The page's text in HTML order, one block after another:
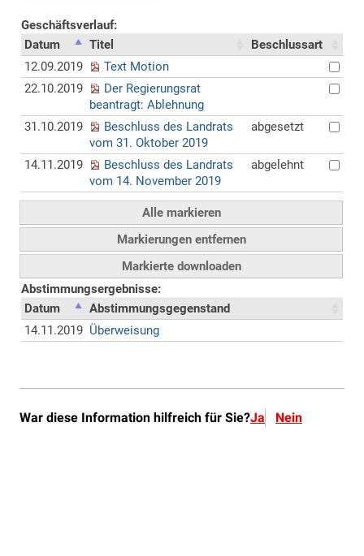
War diese Information hilfreich für Sie?Ja Nein